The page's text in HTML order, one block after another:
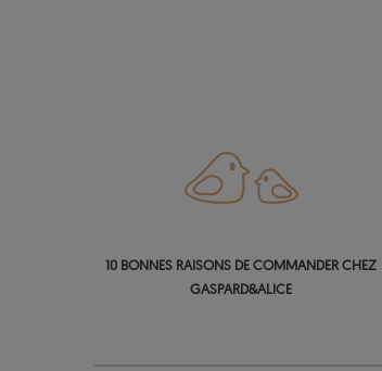
10 BONNES RAISONS DE COMMANDER CHEZ
GASPARD&ALICE